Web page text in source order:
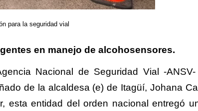
para la seguridad vial
en manejo de alcohosensores.
Nacional de Seguridad Vial -
de la alcaldesa (e) de Itagüí, Johana
esta entidad del orden nacional entregó